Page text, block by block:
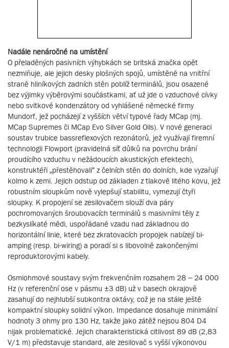
Nadále nenáročné na umístění
O přeladěných pasivních výhybkách se britská značka opět
nezmiňuje, ale jejich desky plošných spojů, umístěné na vnitřní
straně hliníkových zadních stěn poblíž terminálů, jsou osazené
bez výjimky výběrovými součástkami, ať už jde o vzduchové cívky
nebo svitkové kondenzátory od vyhlášené německé firmy
Mundorf, jež pocházejí z vyšších větví typové řady MCap (mj.
MCap Supremes či MCap Evo Silver Gold Oils). V nové generaci
soustav trubice bassreflexových rezonátorů, jež využívají firemní
technologii Flowport (pravidelná síť důlků na povrchu brání
proudícího vzduchu v nežádoucích akustických efektech),
konstruktéři „přestěhovali“ z čelních stěn do dolních, kde vyzařují
kolmo k zemi. Jejich odstup od základen z tlakově litého kovu, jež
robustním sloupkům nově vylepšují stabilitu, vymezují čtyři
sloupky. K propojení se zesilovačem slouží dva páry
pochromovaných šroubovacích terminálů s masivními těly z
bezkyslíkaté mědi, uspořádané vzadu nad základnou do
horizontální linie, které bez zkratovacích propojek nabízejí bi-
amping (resp. bi-wiring) a poradí si s libovolně zakončenými
reproduktorovými kabely.
Osmiohmové soustavy svým frekvenčním rozsahem 28 – 24 000
Hz (v referenční ose v pásmu ±3 dB) už v basech okrajově
zasahují do nejhlubší subkontra oktávy, což je na stále ještě
kompaktní sloupky solidní výkon. Impedance dosahuje minimální
hodnoty 3 ohmy pro 130 Hz, takže jako zátěž nejsou 804 D4
nijak problematické. Jejich charakteristická citlivost 89 dB (2,83
V/1 m) představuje standard, ale zesilovač s vyšší výkonovou